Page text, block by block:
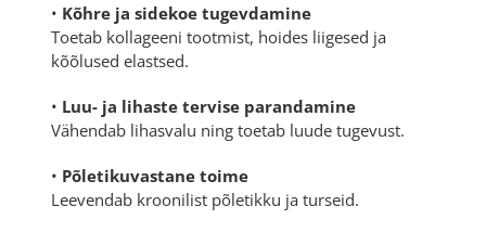
• Kõhre ja sidekoe tugevdamine
Toetab kollageeni tootmist, hoides liigesed ja
kõõlused elastsed.
• Luu- ja lihaste tervise parandamine
Vähendab lihasvalu ning toetab luude tugevust.
• Põletikuvastane toime
Leevendab kroonilist põletikku ja turseid.